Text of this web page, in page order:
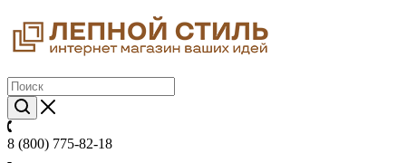
8 (800) 775-82-18